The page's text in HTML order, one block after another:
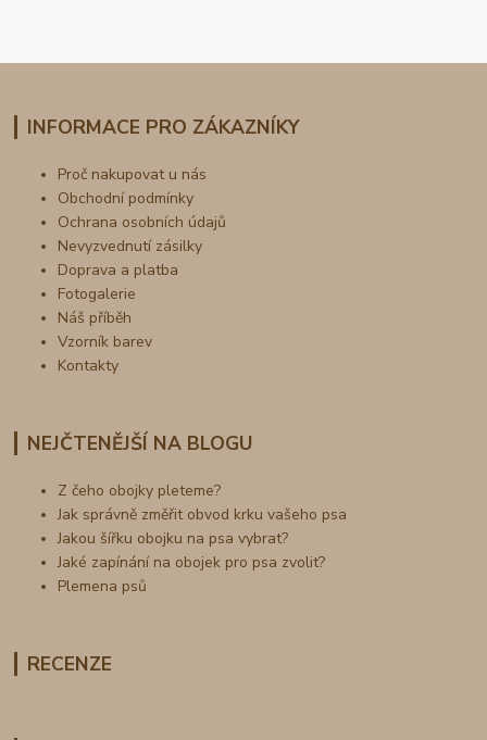
INFORMACE PRO ZÁKAZNÍKY
Proč nakupovat u nás
Obchodní podmínky
Ochrana osobních údajů
Nevyzvednutí zásilky
Doprava a platba
Fotogalerie
Náš příběh
Vzorník barev
Kontakty
NEJČTENĚJŠÍ NA BLOGU
Z čeho obojky pleteme?
Jak správně změřit obvod krku vašeho psa
Jakou šířku obojku na psa vybrat?
Jaké zapínání na obojek pro psa zvolit?
Plemena psů
RECENZE